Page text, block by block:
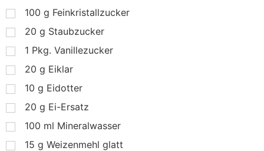
100 g Feinkristallzucker
20 g Staubzucker
1 Pkg. Vanillezucker
20 g Eiklar
10 g Eidotter
20 g Ei-Ersatz
100 ml Mineralwasser
15 g Weizenmehl glatt